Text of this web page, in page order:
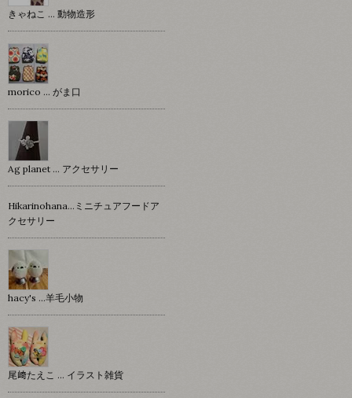
きゃねこ … 動物造形
morico … がま口
Ag planet … アクセサリー
Hikarinohana…ミニチュアフードア
クセサリー
hacy's …羊毛小物
尾﨑たえこ … イラスト雑貨